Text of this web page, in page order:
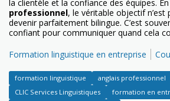
la clientèle et la confiance des équipes. En
professionnel, le véritable objectif n’est
devenir parfaitement bilingue. C’est
confiant pour communiquer quand cela
Formation linguistique en entreprise
formation linguistique
anglais professionnel
CLIC Services Linguistiques
formation en